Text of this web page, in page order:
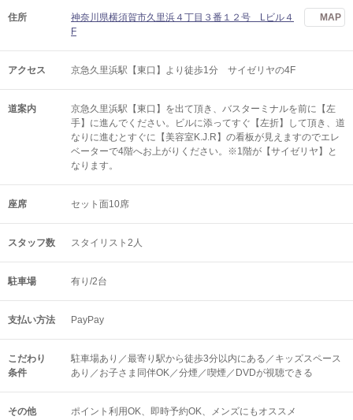
住所
神奈川県横須賀市久里浜４丁目３番１２号 Lビル４
F
MAP
アクセス 京急久里浜駅【東口】より徒歩1分 サイゼリヤの4F
道案内
京急久里浜駅【東口】を出て頂き、バスターミナルを前に【左
手】に進んでください。ビルに添ってすぐ【左折】して頂き、道
なりに進むとすぐに【美容室K.J.R】の看板が見えますのでエレ
ベーターで4階へお上がりください。※1階が【サイゼリヤ】と
なります。
座席 セット面10席
スタッフ数 スタイリスト2人
駐車場 有り/2台
支払い方法 PayPay
こだわり
条件
駐車場あり／最寄り駅から徒歩3分以内にある／キッズスペース
あり／お子さま同伴OK／分煙／喫煙／DVDが視聴できる
その他 ポイント利用OK 即時予約OK メンズにもオススメ